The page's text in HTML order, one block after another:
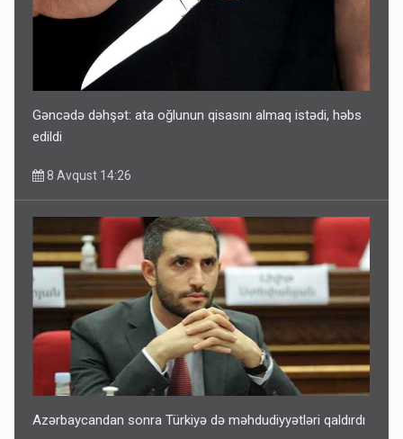
Gəncədə dəhşət: ata oğlunun qisasını almaq istədi, həbs
edildi
8 Avqust 14:26
Azərbaycandan sonra Türkiyə də məhdudiyyətləri qaldırdı